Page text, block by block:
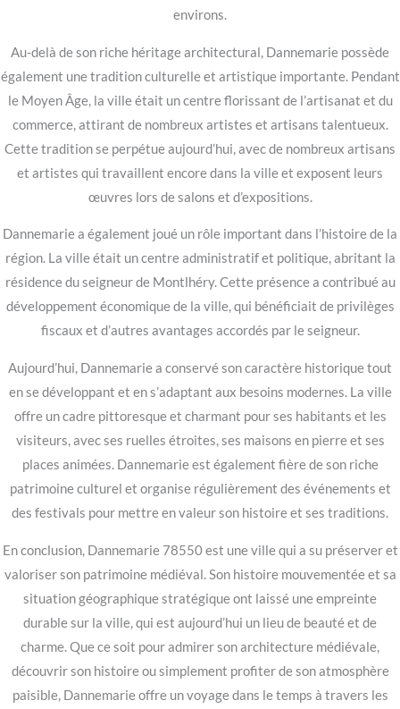
environs.
Au-delà de son riche héritage architectural, Dannemarie possède
également une tradition culturelle et artistique importante. Pendant
le Moyen Âge, la ville était un centre florissant de l’artisanat et du
commerce, attirant de nombreux artistes et artisans talentueux.
Cette tradition se perpétue aujourd’hui, avec de nombreux artisans
et artistes qui travaillent encore dans la ville et exposent leurs
œuvres lors de salons et d’expositions.
Dannemarie a également joué un rôle important dans l’histoire de la
région. La ville était un centre administratif et politique, abritant la
résidence du seigneur de Montlhéry. Cette présence a contribué au
développement économique de la ville, qui bénéficiait de privilèges
fiscaux et d’autres avantages accordés par le seigneur.
Aujourd’hui, Dannemarie a conservé son caractère historique tout
en se développant et en s’adaptant aux besoins modernes. La ville
offre un cadre pittoresque et charmant pour ses habitants et les
visiteurs, avec ses ruelles étroites, ses maisons en pierre et ses
places animées. Dannemarie est également fière de son riche
patrimoine culturel et organise régulièrement des événements et
des festivals pour mettre en valeur son histoire et ses traditions.
En conclusion, Dannemarie 78550 est une ville qui a su préserver et
valoriser son patrimoine médiéval. Son histoire mouvementée et sa
situation géographique stratégique ont laissé une empreinte
durable sur la ville, qui est aujourd’hui un lieu de beauté et de
charme. Que ce soit pour admirer son architecture médiévale,
découvrir son histoire ou simplement profiter de son atmosphère
paisible, Dannemarie offre un voyage dans le temps à travers les